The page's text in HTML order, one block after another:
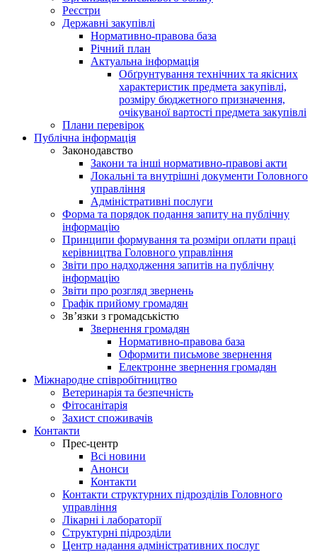
Реєстри
Державні закупівлі
Нормативно-правова база
Річний план
Актуальна інформація
Обґрунтування технічних та якісних
характеристик предмета закупівлі,
розміру бюджетного призначення,
очікуваної вартості предмета закупівлі
Плани перевірок
Публічна інформація
Законодавство
Закони та інші нормативно-правові акти
Локальні та внутрішні документи Головного
управління
Адміністративні послуги
Форма та порядок подання запиту на публічну
інформацію
Принципи формування та розміри оплати праці
керівництва Головного управління
Звіти про надходження запитів на публічну
інформацію
Звіти про розгляд звернень
Графік прийому громадян
Зв’язки з громадськістю
Звернення громадян
Нормативно-правова база
Оформити письмове звернення
Електронне звернення громадян
Міжнародне співробітництво
Ветеринарія та безпечність
Фітосанітарія
Захист споживачів
Контакти
Прес-центр
Всі новини
Анонси
Контакти
Контакти структурних підрозділів Головного
управління
Лікарні і лабораторії
Структурні підрозділи
Центр надання адміністративних послуг